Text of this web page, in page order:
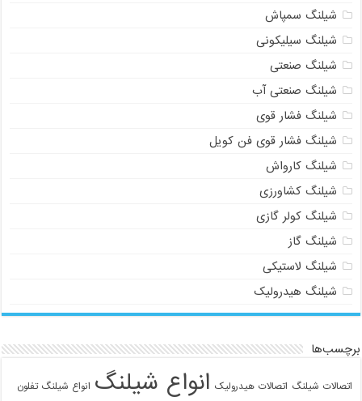
شیلنگ سمپاش
شیلنگ سیلیکونی
شیلنگ صنعتی
شیلنگ صنعتی آب
شیلنگ فشار قوی
شیلنگ فشار قوی فن کویل
شیلنگ کارواش
شیلنگ کشاورزی
شیلنگ کولر گازی
شیلنگ گاز
شیلنگ لاستیکی
شیلنگ هیدرولیک
برچسب‌ها
اتصالات شیلنگ اتصالات هیدرولیک انواع شیلنگ انواع شیلنگ تفلون